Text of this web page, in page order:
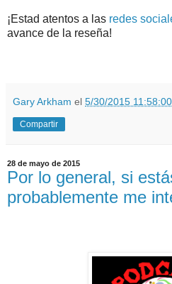
¡Estad atentos a las redes
avance de la reseña!
Gary Arkham el 5/30/2015 11:58:00
Compartir
28 de mayo de 2015
Por lo general, si
probablemente me